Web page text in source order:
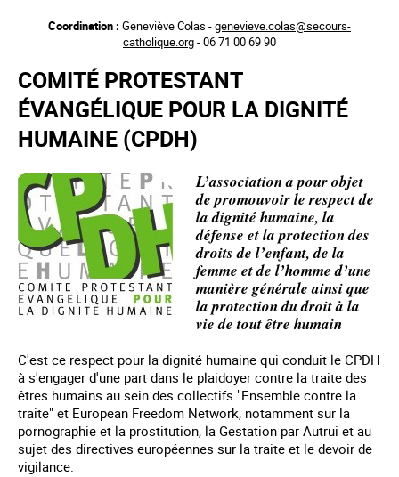
principal
Coordination : Geneviève Colas -genevieve.colas@secours-
catholique.org- 06 71 00 69 90
COMITÉ PROTESTANT
ÉVANGÉLIQUE POUR LA DIGNITÉ
HUMAINE (CPDH)
L’association a pour objet
de promouvoir le respect de
la dignité humaine, la
défense et la protection des
droits de l’enfant, de la
femme et de l’homme d’une
manière générale ainsi que
la protection du droit à la
vie de tout être humain
C'est ce respect pour la dignité humaine qui conduit le CPDH
à s'engager d'une part dans le plaidoyer contre la traite des
êtres humains au sein des collectifs "Ensemble contre la
traite" et European Freedom Network, notamment sur la
pornographie et la prostitution, la Gestation par Autrui et au
sujet des directives européennes sur la traite et le devoir de
vigilance.